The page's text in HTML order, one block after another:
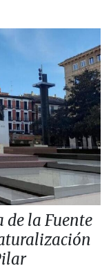
la Fuente